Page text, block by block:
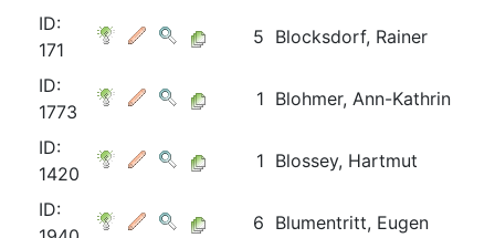
ID:
171
5 Blocksdorf, Rainer
ID:
1773
1 Blohmer, Ann-Kathrin
ID:
1420
1 Blossey, Hartmut
ID:
6 Blumentritt, Eugen